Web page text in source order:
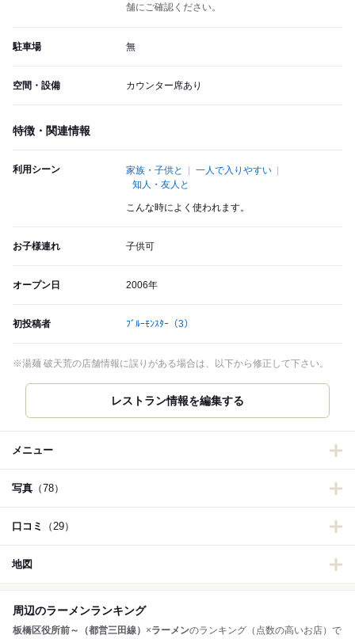
舗にご確認ください。
駐車場 無
空間・設備 カウンター席あり
特徴・関連情報
利用シーン 家族・子供と
一人で入りやすい
知人・友人と
こんな時によく使われます。
お子様連れ 子供可
オープン日 2006年
初投稿者 ﾌﾞﾙｰﾓﾝｽﾀｰ （3）
※湯麺 破天荒の店舗情報に誤りがある場合は、以下から修正して下さい。
メニュー
写真 （78）
口コミ （29）
地図
周辺のラーメンランキング
板橋区役所前～（都営三田線） ×ラーメンのランキング（点数の高いお店）で